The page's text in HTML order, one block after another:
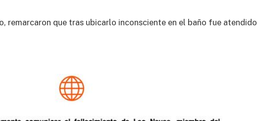
remarcaron que tras ubicarlo inconsciente en el baño fue atendido